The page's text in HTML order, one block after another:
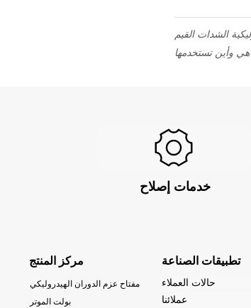
الشدات القيم
هي وأين تستخدمها
خدمات إصلاح
مركز المنتج
مفتاح عزم الدوران الهيدروليكي
بولت الموتر
تطبيقات الصناعة
حالات العملاء
عملائنا